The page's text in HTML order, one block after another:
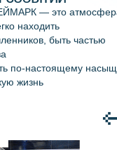
— это
находить
быть частью
по-настоящему
жизнь
программы
программы
кредиты
кредиты